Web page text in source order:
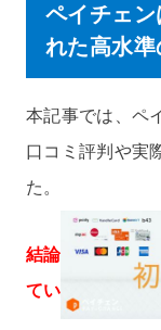
ペイチェ
れた高水
本記事では、ペ
口コミ評判や実
た。
結論として、ペ
ている点が大き